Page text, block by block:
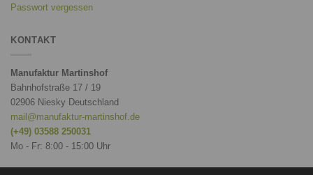
Passwort vergessen
KONTAKT
Manufaktur Martinshof
Bahnhofstraße 17 / 19
02906 Niesky Deutschland
mail@manufaktur-martinshof.de
(+49) 03588 250031
Mo - Fr: 8:00 - 15:00 Uhr